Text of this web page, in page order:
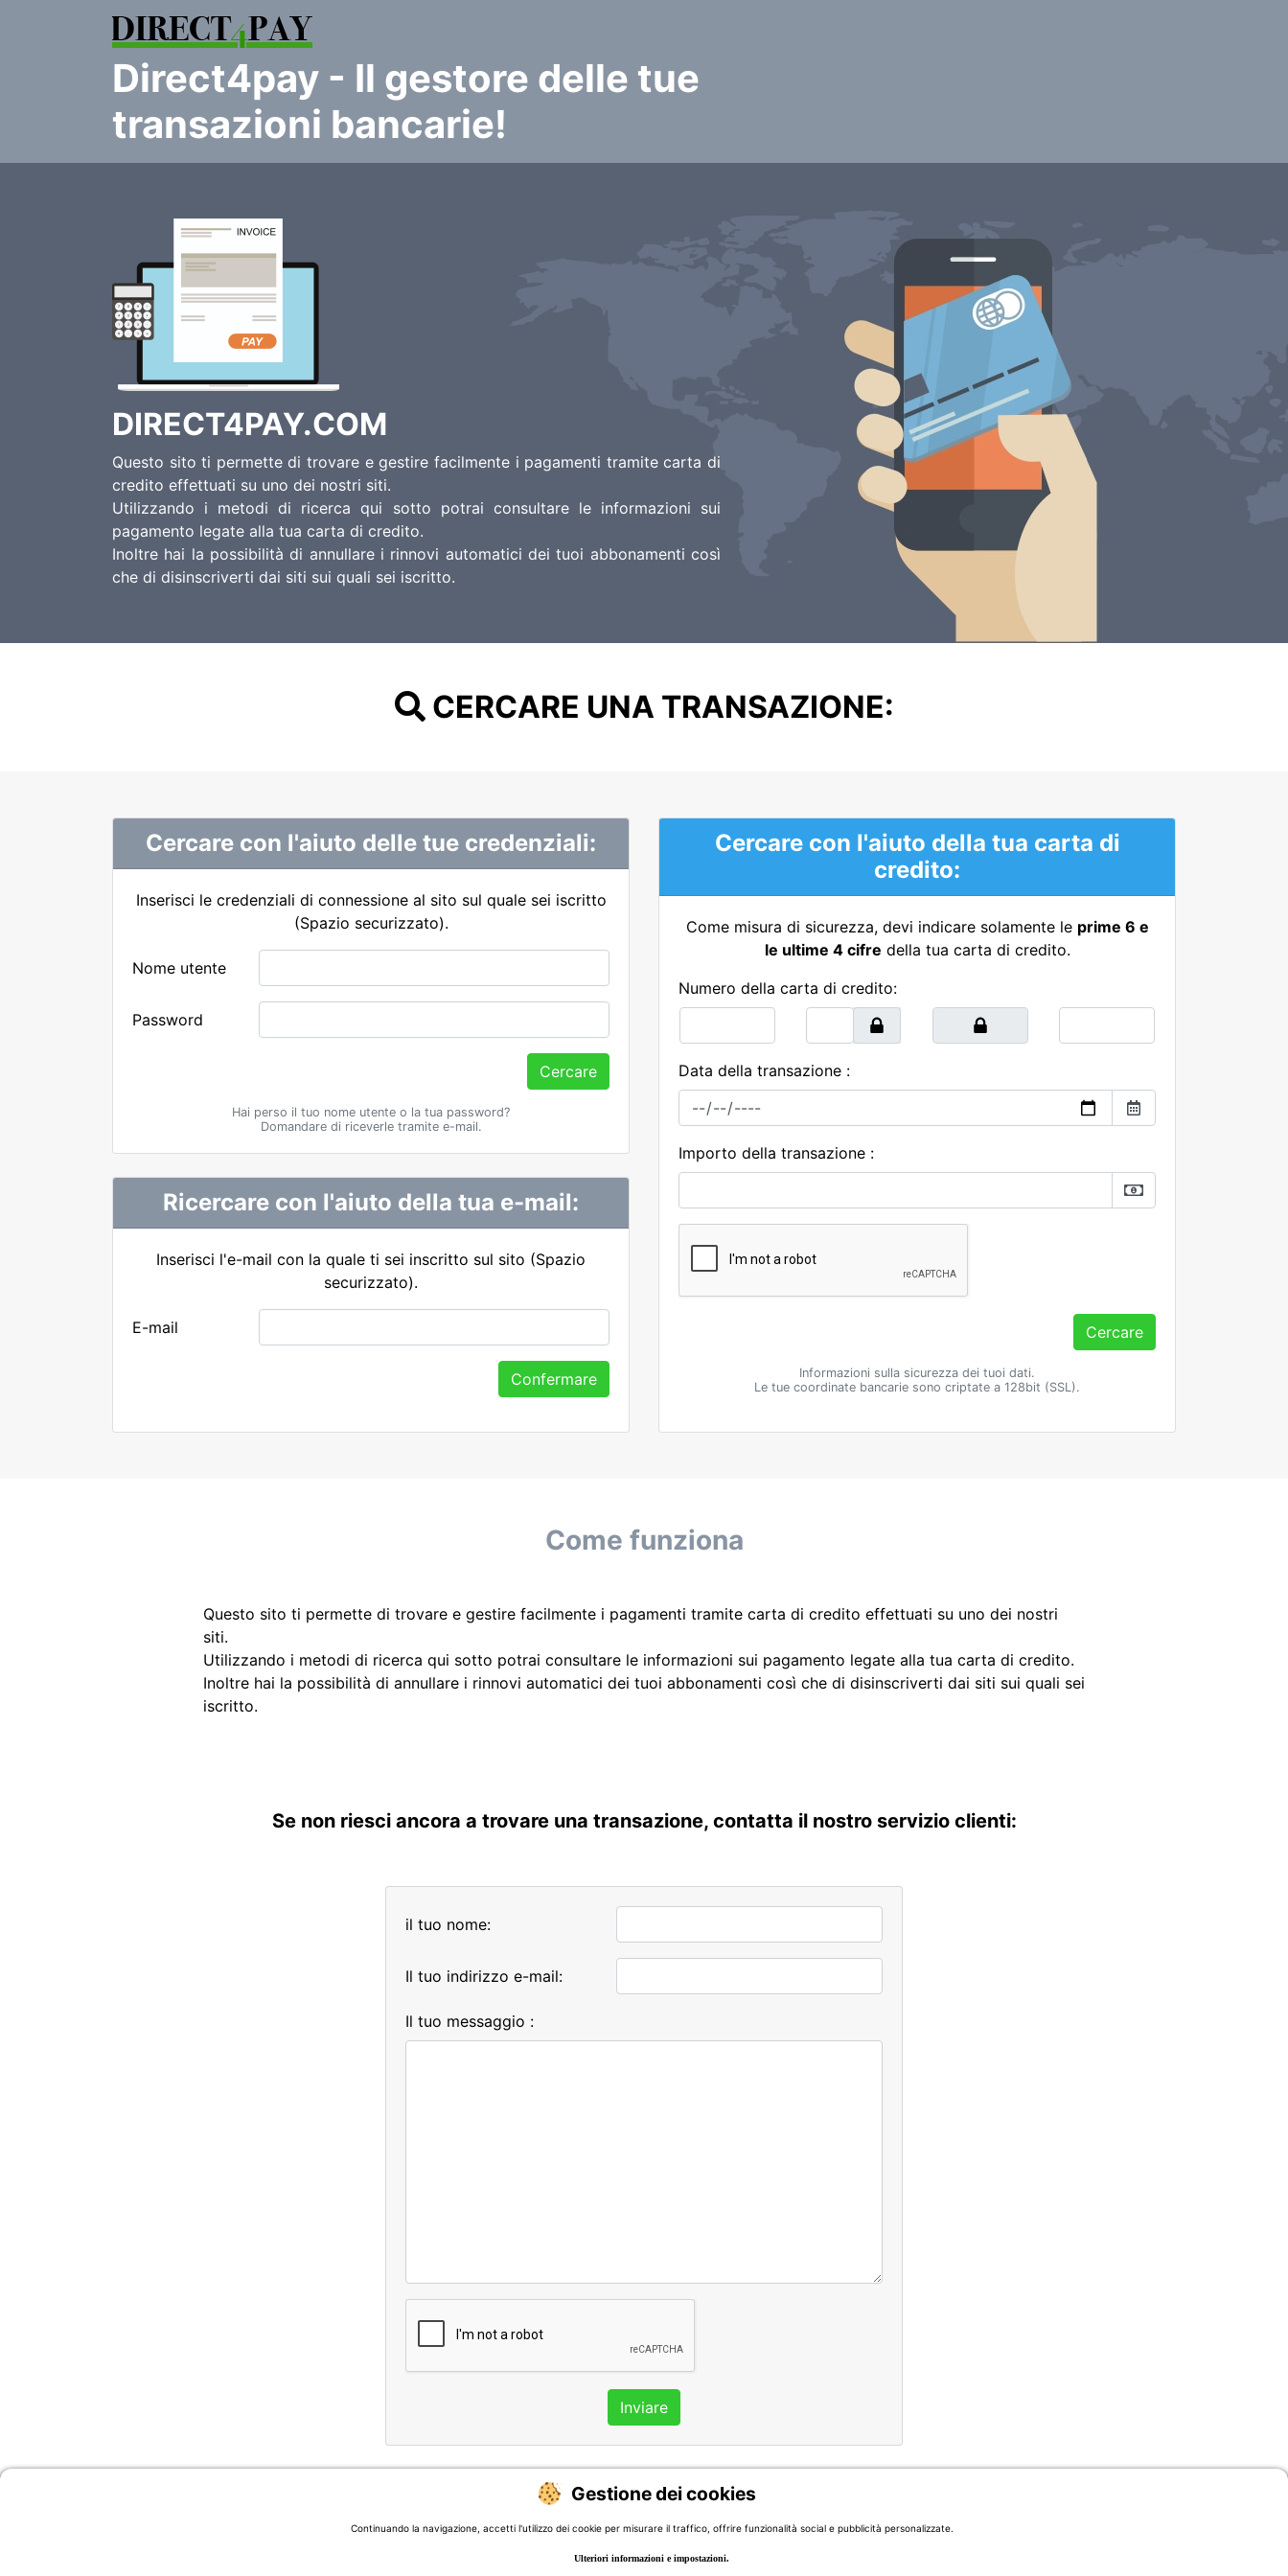
direct4pay - Il gestore delle tue
transazioni bancarie!
DIRECT4PAY.COM
Questo sito ti permette di trovare e gestire facilmente i pagamenti tramite carta di
credito effettuati su uno dei nostri siti.
Utilizzando i metodi di ricerca qui sotto potrai consultare le informazioni sui
pagamento legate alla tua carta di credito.
Inoltre hai la possibilità di annullare i rinnovi automatici dei tuoi abbonamenti così
che di disinscriverti dai siti sui quali sei iscritto.
CERCARE UNA TRANSAZIONE:
Cercare con l'aiuto delle tue credenziali:
Inserisci le credenziali di connessione al sito sul quale sei iscritto
(Spazio securizzato).
Nome utente
Password
Cercare
Hai perso il tuo nome utente o la tua password?
Domandare di riceverle tramite e-mail.
Ricercare con l'aiuto della tua e-mail:
Inserisci l'e-mail con la quale ti sei inscritto sul sito (Spazio
securizzato).
E-mail
Confermare
Cercare con l'aiuto della tua carta di
credito:
Come misura di sicurezza, devi indicare solamente le prime 6 e
le ultime 4 cifre della tua carta di credito.
Numero della carta di credito:
Data della transazione :
Importo della transazione :
Cercare
Informazioni sulla sicurezza dei tuoi dati.
Le tue coordinate bancarie sono criptate a 128bit (SSL).
Come funziona
Questo sito ti permette di trovare e gestire facilmente i pagamenti tramite carta di credito effettuati su uno dei nostri
siti.
Utilizzando i metodi di ricerca qui sotto potrai consultare le informazioni sui pagamento legate alla tua carta di credito.
Inoltre hai la possibilità di annullare i rinnovi automatici dei tuoi abbonamenti così che di disinscriverti dai siti sui quali sei
iscritto.
Se non riesci ancora a trovare una transazione, contatta il nostro servizio clienti:
il tuo nome:
Il tuo indirizzo e-mail:
Il tuo messaggio :
Inviare
Gestione dei cookies
Continuando la navigazione, accetti l'utilizzo dei cookie per misurare il traffico, offrire funzionalità social e pubblicità personalizzate.
Ulteriori informazioni e impostazioni.